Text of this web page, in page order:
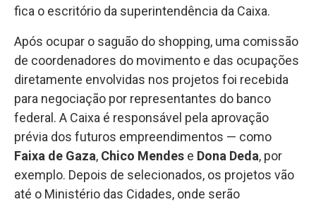
fica o escritório da superintendência da Caixa.
Após ocupar o saguão do shopping, uma comissão
de coordenadores do movimento e das ocupações
diretamente envolvidas nos projetos foi recebida
para negociação por representantes do banco
federal. A Caixa é responsável pela aprovação
prévia dos futuros empreendimentos — como
Faixa de Gaza, Chico Mendes e Dona Deda, por
exemplo. Depois de selecionados, os projetos vão
até o Ministério das Cidades, onde serão